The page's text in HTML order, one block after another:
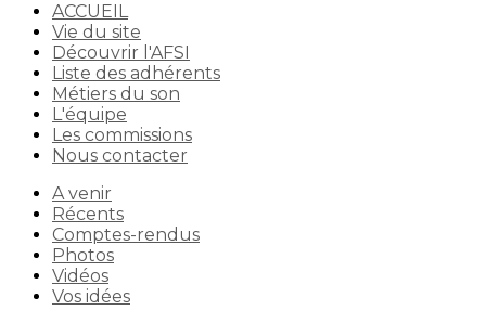
ACCUEIL
Vie du site
Découvrir l'AFSI
Liste des adhérents
Métiers du son
L'équipe
Les commissions
Nous contacter
A venir
Récents
Comptes-rendus
Photos
Vidéos
Vos idées